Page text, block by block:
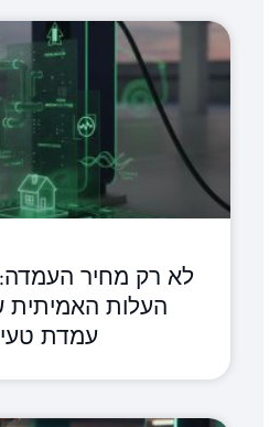
לא רק מחיר
העלות
עמדת